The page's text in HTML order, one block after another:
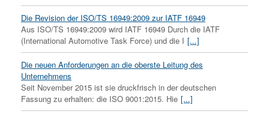
Die Revision der ISO/TS 16949:2009 zur IATF 16949
Aus ISO/TS 16949:2009 wird IATF 16949 Durch die IATF
(International Automotive Task Force) und die I [...]
Die neuen Anforderungen an die oberste Leitung des
Unternehmens
Seit November 2015 ist sie druckfrisch in der deutschen
Fassung zu erhalten: die ISO 9001:2015. Hie [...]